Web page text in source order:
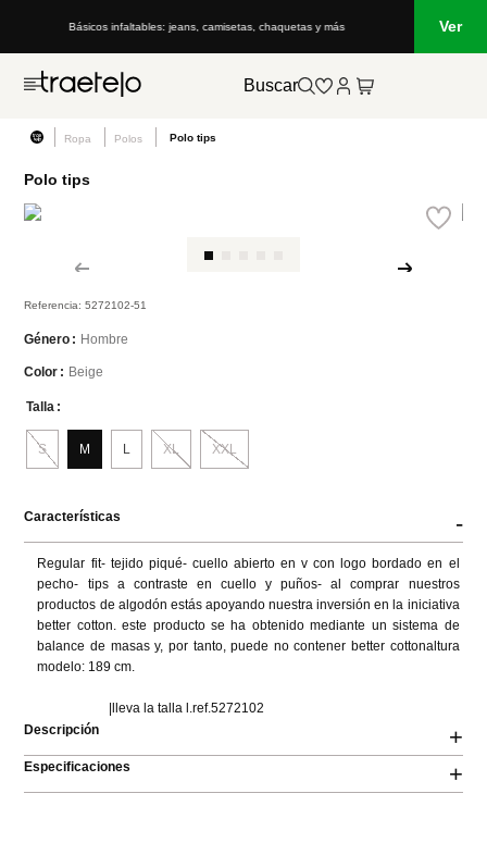
Básicos infaltables: jeans, camisetas, chaquetas y más Ver
Buscar
Ropa Polos Polo tips
Polo tips
Referencia:5272102-51
Género Hombre
Color Beige
Talla
L
M
S XL XXL
Características -
Regular fit- tejido piqué- cuello abierto en v con logo bordado en el
pecho- tips a contraste en cuello y puños- al comprar nuestros
productos de algodón estás apoyando nuestra inversión en la iniciativa
better cotton. este producto se ha obtenido mediante un sistema de
balance de masas y, por tanto, puede no contener better cottonaltura
modelo: 189 cm.
                      |lleva la talla l.ref.5272102
Descripción
+
Especificaciones +